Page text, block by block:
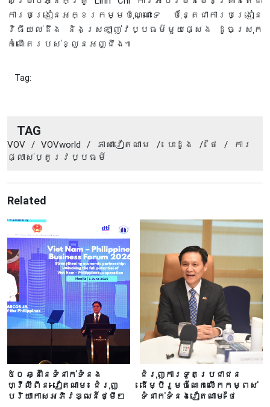
ការបង្រៀនអក្ខរកម្មប៉ុណ្ណោះទេ ប៉ុន្តែជាការបង្រៀន
វិធីយល់ដឹង និងស្រឡាញ់វប្បធម៌មួយផ្សេង ដូចស្រុក
កំណើតរបស់ខ្លួនអញ្ជឹង៕
Tag:
TAG
VOV / VOVworld / ភាសាវៀតណាម / បេះដូង / ថៃ​ /
ការ
ផ្លាស់ប្តូរ​វប្បធម៍
Related
៥០ ឆ្នាំនៃទំនាក់ទំនង
ហ្វីលីពីន-វៀតណាម៖ ជំរុញ
បរិយាកាសអភិវឌ្ឍន៍ថ្មីៗ
ជំរុញការទូតប្រជាជន
ដើម្បីរួមចំណែកលើកកម្ពស់
ទំនាក់ទំនងវៀតណាម-ថៃ